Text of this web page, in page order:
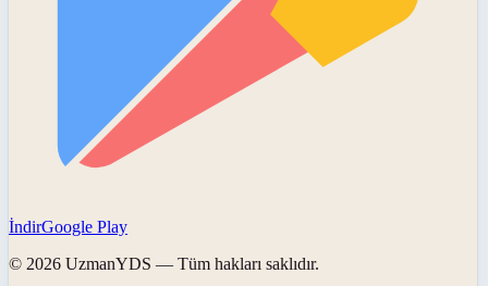
İndirGoogle Play
© 2026 UzmanYDS — Tüm hakları saklıdır.